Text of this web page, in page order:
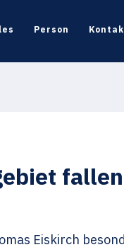
Person
Eiskirch